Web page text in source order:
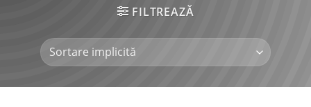
FILTREAZĂ